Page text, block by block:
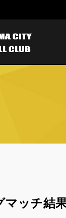
マッチ結